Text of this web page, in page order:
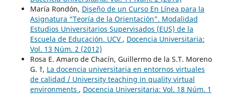
María Rondón, Diseño de un Curso En Línea para la
Asignatura “Teoría de la Orientación”. Modalidad
Estudios Universitarios Supervisados (EUS) de la
Escuela de Educación. UCV , Docencia Universitaria:
Vol. 13 Núm. 2 (2012)
Rosa E. Amaro de Chacín, Guillermo de la S.T. Moreno
G. †, La docencia universitaria en entornos virtuales
de calidad / University teaching in quality virtual
environments , Docencia Universitaria: Vol. 18 Núm. 1